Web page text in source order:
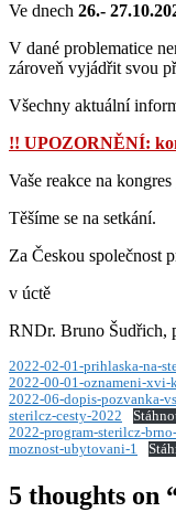
Ve dnech 26.-
V dané problematice
zároveň vyjádřit svou
Všechny aktuální
!! UPOZORNĚNÍ:
Vaše reakce na kongres
Těšíme se na setkání.
Za Českou společnost
v úctě
RNDr. Bruno Šudřich,
2022-02-01-prihlaska-na-
2022-00-01-oznameni-xvi-
2022-06-dopis-pozvanka-
sterilcz-cesty-2022
2022-program-sterilcz-
moznost-ubytovani-1
5 thoughts on